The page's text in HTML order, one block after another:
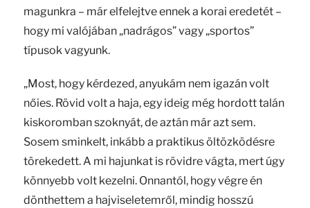
magunkra – már elfelejtve ennek a korai eredetét –
hogy mi valójában „nadrágos” vagy „sportos”
típusok vagyunk.
„Most, hogy kérdezed, anyukám nem igazán volt
nőies. Rövid volt a haja, egy ideig még hordott talán
kiskoromban szoknyát, de aztán már azt sem.
Sosem sminkelt, inkább a praktikus öltözködésre
törekedett. A mi hajunkat is rövidre vágta, mert úgy
könnyebb volt kezelni. Onnantól, hogy végre én
dönthettem a hajviseletemről, mindig hosszú